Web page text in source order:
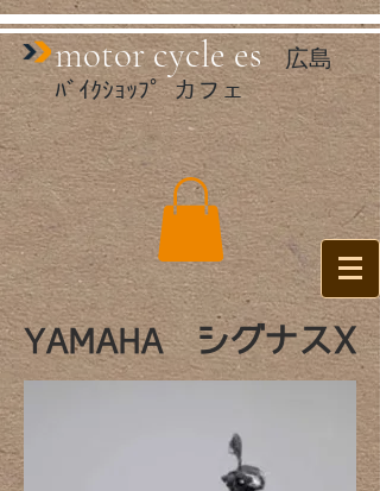
mo​tor cycle es
広島
ﾊﾞｲｸｼｮｯﾌﾟ カフェ
YAMAHAシグナスX